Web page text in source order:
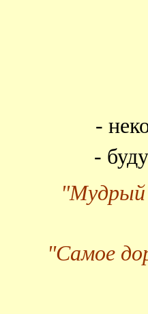
-
-
"Мудрый
"Самое